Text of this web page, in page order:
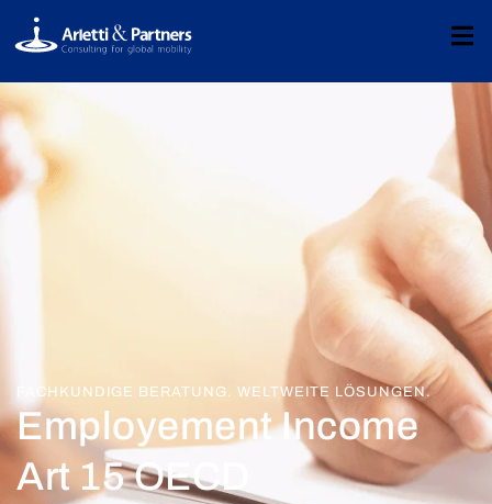
FACHKUNDIGE BERATUNG. WELTWEITE LÖSUNGEN.
Employement Income
Art 15 OECD